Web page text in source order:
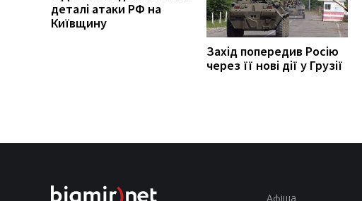
деталі атаки РФ на
Київщину
Захід попередив Росію
через її нові дії у Грузії
Афіша